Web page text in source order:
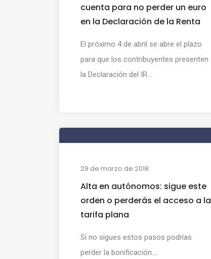
cuenta para no perder un euro
en la Declaración de la Renta
El próximo 4 de abril se abre el plazo
para que los contribuyentes presenten
la Declaración del IR...
29 de marzo de 2018
Alta en autónomos: sigue este
orden o perderás el acceso a la
tarifa plana
Si no sigues estos pasos podrías
perder la bonificación....